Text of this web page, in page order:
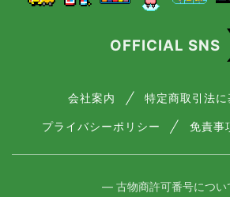
OFFICIAL SNS
会社案内 特定商取引法
プライバシーポリシー 免責事
― 古物商許可番号につ